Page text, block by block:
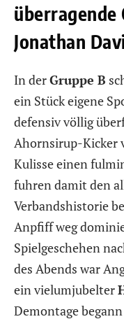
überragende
Jonathan
In derGruppe B
ein Stück eigene
defensiv völlig
Ahornsirup-Kicker
Kulisse einen
fuhren damit den
Verbandshistorie
Anpfiff weg
Spielgeschehen
des Abends war
ein vielumjubelter
Demontage